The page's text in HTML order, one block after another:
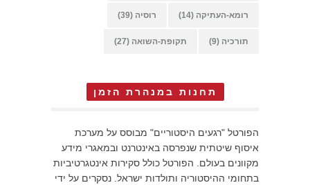
רומא-העתיקה (14) רוסיה (39)
תורכיה (9) תקופת-השואה (27)
תחנות במנהרת הזמן
הפורטל "רגעים היסטוריים" מבוסס על מערכת
איסוף שיטתית שנפרסה באינטרנט ובמאגרי מידע
מקוונים בעולם. הפורטל כולל סקירות אינטגרטיביות
בתחומי ההיסטוריה ותולדות ישראל. נסקרים על ידי